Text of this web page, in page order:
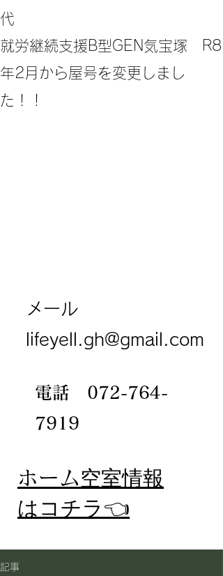
代
​就労継続支援B型GEN気宝塚 R8
年2月から屋号を変更しまし
た！！
メール
lifeyell.gh@gmail.com
電話 072-764-
7919
​ホーム空室情報
​はコチラ👈
記事